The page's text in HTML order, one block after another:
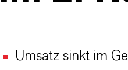
Umsatz sinkt im